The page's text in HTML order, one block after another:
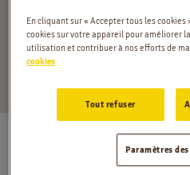
00:00 - 24:00
En cliquant sur « Accepter tous les cookies
cookies sur votre appareil pour améliorer
utilisation et contribuer à nos efforts de
cookies
Tout refuser
Paramètres